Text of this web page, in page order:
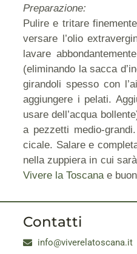
Preparazione:
Pulire e tritare
versare l’olio
lavare
(eliminando la sacca
girandoli spesso con
aggiungere i pelati.
usare dell’acqua
a pezzetti medio-
cicale. Salare e
nella zuppiera in cui
Vivere la Toscanae
Contatti
info@viverelatoscana.it